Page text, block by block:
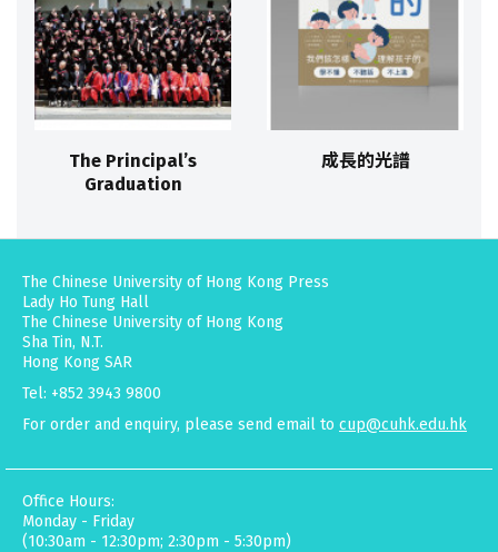
The Principal’s
Graduation
成長的光譜
The Chinese University of Hong Kong Press
Lady Ho Tung Hall
The Chinese University of Hong Kong
Sha Tin, N.T.
Hong Kong SAR
Tel: +852 3943 9800
For order and enquiry, please send email to cup@cuhk.edu.hk
Office Hours:
Monday - Friday
(10:30am - 12:30pm; 2:30pm - 5:30pm)